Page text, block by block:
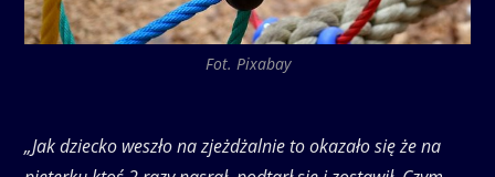
Fot. Pixabay
„Jak dziecko weszło na zjeżdżalnie to okazało się że na